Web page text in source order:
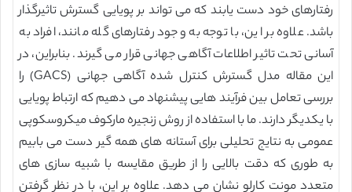
رفتارهای خود دست یابند که می تواند بر پویایی گسترش تاثیرگذار
باشد. علاوه بر این، با توجه به وجود رفتارهای گله مانند، افراد به
آسانی تحت تاثیر اطلاعات آگاهی جهانی قرار می گیرند. بنابراین، در
این مقاله مدل گسترش کنترل شده آگاهی جهانی (GACS) را
بررسی تعامل بین فرآیند هایی پیشنهاد می دهیم که ارتباط پویایی
با یکدیگر دارند. ما با استفاده از روش زنجیره مارکوف میکروسکوپی
عمومی به نتایج تحلیلی برای آستانه های همه گیر دست می بابیم
به طوری که دقت بالایی را از طریق مقایسه با شبیه سازی های
متعدد مونت کارلو نشان می دهد. علاوه بر این، با در نظر گرفتن